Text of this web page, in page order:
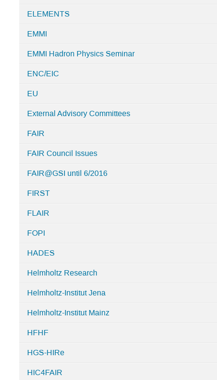
ELEMENTS
EMMI
EMMI Hadron Physics Seminar
ENC/EIC
EU
External Advisory Committees
FAIR
FAIR Council Issues
FAIR@GSI until 6/2016
FIRST
FLAIR
FOPI
HADES
Helmholtz Research
Helmholtz-Institut Jena
Helmholtz-Institut Mainz
HFHF
HGS-HIRe
HIC4FAIR